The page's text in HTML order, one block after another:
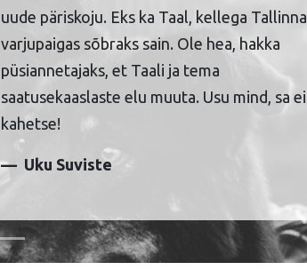
uude päriskoju. Eks ka Taal, kellega Tallinna
varjupaigas sõbraks sain. Ole hea, hakka
püsiannetajaks, et Taali ja tema
saatusekaaslaste elu muuta. Usu mind, sa ei
kahetse!
Uku Suviste